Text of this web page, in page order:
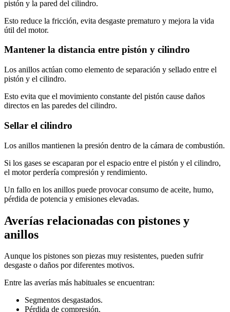
pistón y la pared del cilindro.
Esto reduce la fricción, evita desgaste prematuro y mejora la vida
útil del motor.
Mantener la distancia entre pistón y cilindro
Los anillos actúan como elemento de separación y sellado entre el
pistón y el cilindro.
Esto evita que el movimiento constante del pistón cause daños
directos en las paredes del cilindro.
Sellar el cilindro
Los anillos mantienen la presión dentro de la cámara de combustión.
Si los gases se escaparan por el espacio entre el pistón y el cilindro,
el motor perdería compresión y rendimiento.
Un fallo en los anillos puede provocar consumo de aceite, humo,
pérdida de potencia y emisiones elevadas.
Averías relacionadas con pistones y
anillos
Aunque los pistones son piezas muy resistentes, pueden sufrir
desgaste o daños por diferentes motivos.
Entre las averías más habituales se encuentran:
Segmentos desgastados.
Pérdida de compresión.